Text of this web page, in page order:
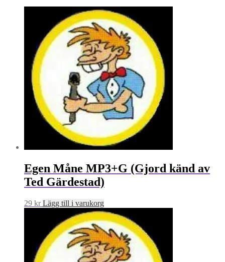
Egen Måne MP3+G (Gjord känd av
Ted Gärdestad)
29 kr Lägg till i varukorg